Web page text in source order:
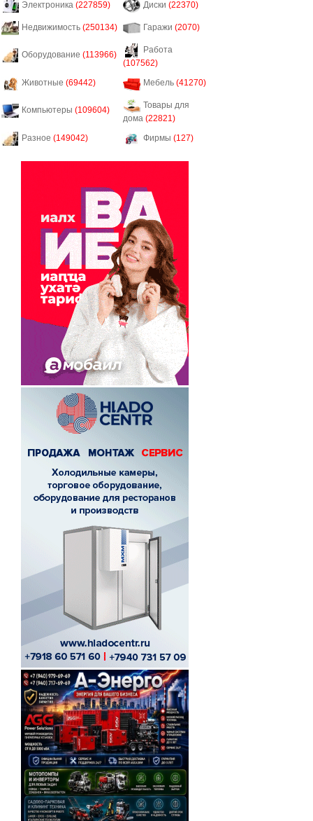
Электроника (227859) Диски (22370)
Недвижимость (250134) Гаражи (2070)
Оборудование (113966)
Работа
(107562)
Животные (69442) Мебель (41270)
Компьютеры (109604)
Товары для
дома (22821)
Разное (149042) Фирмы (127)